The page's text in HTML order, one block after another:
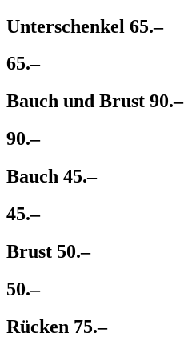
Unterschenkel 65.–​
65.–
Bauch und Brust 90.–​
90.–
Bauch 45.–​
45.–
Brust 50.–​
50.–
Rücken 75.–​